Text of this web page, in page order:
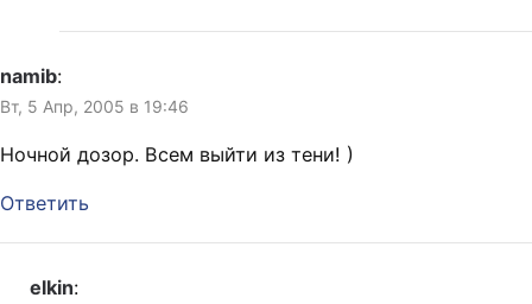
namib:
Вт, 5 Апр, 2005 в 19:46
Ночной дозор. Всем выйти из тени! )
Ответить
elkin: